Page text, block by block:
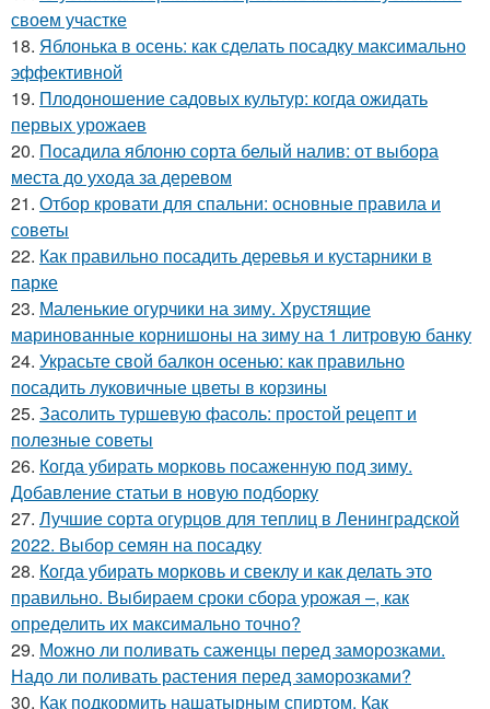
своем участке
18. Яблонька в осень: как сделать посадку максимально
эффективной
19. Плодоношение садовых культур: когда ожидать
первых урожаев
20. Посадила яблоню сорта белый налив: от выбора
места до ухода за деревом
21. Отбор кровати для спальни: основные правила и
советы
22. Как правильно посадить деревья и кустарники в
парке
23. Маленькие огурчики на зиму. Хрустящие
маринованные корнишоны на зиму на 1 литровую банку
24. Украсьте свой балкон осенью: как правильно
посадить луковичные цветы в корзины
25. Засолить туршевую фасоль: простой рецепт и
полезные советы
26. Когда убирать морковь посаженную под зиму.
Добавление статьи в новую подборку
27. Лучшие сорта огурцов для теплиц в Ленинградской
2022. Выбор семян на посадку
28. Когда убирать морковь и свеклу и как делать это
правильно. Выбираем сроки сбора урожая –, как
определить их максимально точно?
29. Можно ли поливать саженцы перед заморозками.
Надо ли поливать растения перед заморозками?
30. Как подкормить нашатырным спиртом. Как